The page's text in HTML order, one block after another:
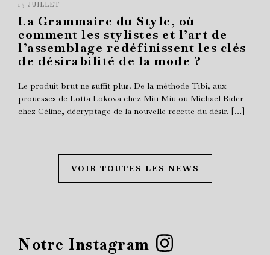
15 JUILLET
La Grammaire du Style, où
comment les stylistes et l’art de
l’assemblage redéfinissent les clés
de désirabilité de la mode ?
Le produit brut ne suffit plus. De la méthode Tibi, aux
prouesses de Lotta Lokova chez Miu Miu ou Michael Rider
chez Céline, décryptage de la nouvelle recette du désir. […]
VOIR TOUTES LES NEWS
Notre Instagram